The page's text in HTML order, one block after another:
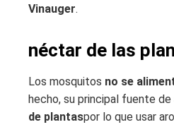
Vinauger.
néctar de las
Los mosquitos no se
hecho, su principal fuente de
de plantaspor lo que usar